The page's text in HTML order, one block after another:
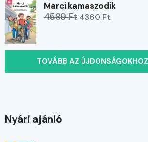
Marci kamaszodik
4589 Ft 4360 Ft
TOVÁBB AZ ÚJDONSÁGOKHOZ
Nyári ajánló